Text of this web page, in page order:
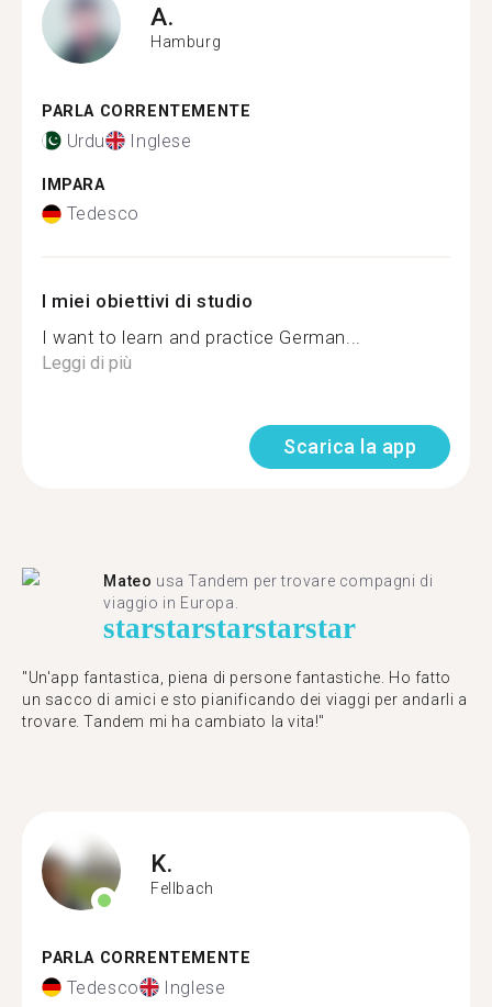
A.
Hamburg
PARLA CORRENTEMENTE
Urdu Inglese
IMPARA
Tedesco
I miei obiettivi di studio
I want to learn and practice German...
Leggi di più
Scarica la app
Mateo usa Tandem per trovare compagni di
viaggio in Europa.
starstarstarstarstar
"Un'app fantastica, piena di persone fantastiche. Ho fatto
un sacco di amici e sto pianificando dei viaggi per andarli a
trovare. Tandem mi ha cambiato la vita!"
K.
Fellbach
PARLA CORRENTEMENTE
Tedesco Inglese